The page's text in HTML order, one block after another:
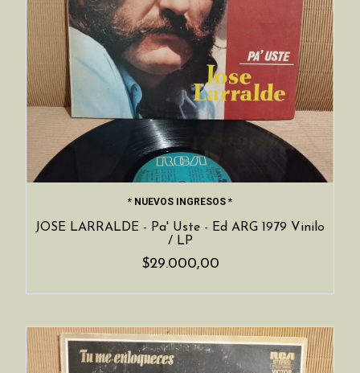
* NUEVOS INGRESOS *
JOSE LARRALDE - Pa' Uste - Ed ARG 1979 Vinilo
/ LP
$29.000,00